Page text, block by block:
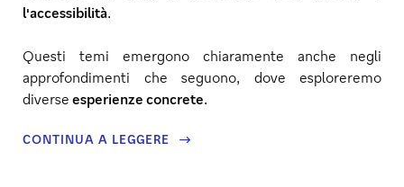
l'accessibilità.
Questi temi emergono chiaramente anche negli
approfondimenti che seguono, dove esploreremo
diverse esperienze concrete.
CONTINUA A LEGGERE